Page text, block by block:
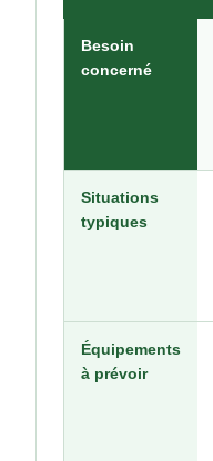
Besoin
concerné
Situations
typiques
Équipements
à prévoir